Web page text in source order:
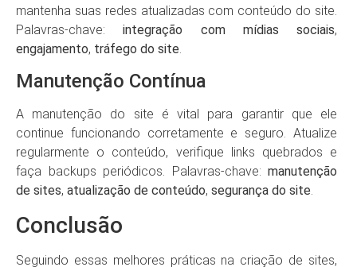
mantenha suas redes atualizadas com conteúdo do site.
Palavras-chave:integração com mídias sociais,
engajamento, tráfego do site.
Manutenção Contínua
A manutenção do site é vital para garantir que ele
continue funcionando corretamente e seguro. Atualize
regularmente o conteúdo, verifique links quebrados e
faça backups periódicos. Palavras-chave: manutenção
de sites, atualização de conteúdo, segurança do site.
Conclusão
Seguindo essas melhores práticas na criação de sites,